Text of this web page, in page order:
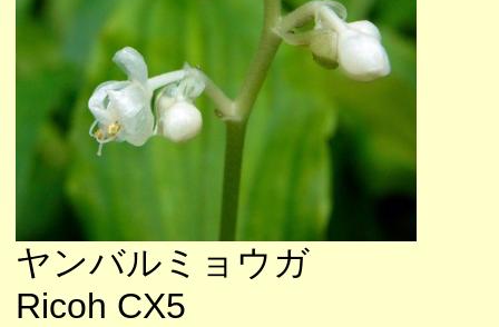
ヤンバルミョウガ
Ricoh CX5